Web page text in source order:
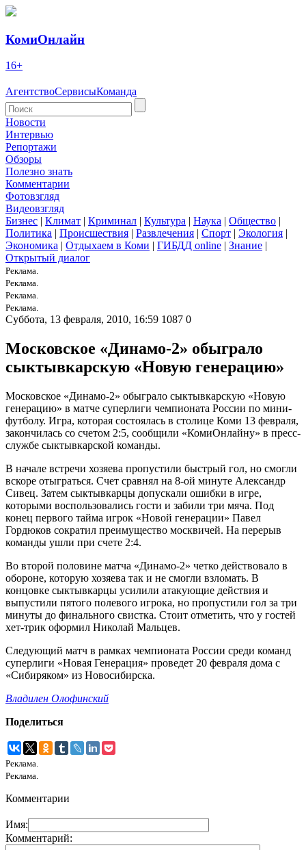
КомиОнлайн
16+
АгентствоСервисыКоманда
Новости
Интервью
Репортажи
Обзоры
Полезно знать
Комментарии
Фотовзгляд
Видеовзгляд
Бизнес | Климат | Криминал | Культура | Наука | Общество |
Политика | Происшествия | Развлечения | Спорт | Экология |
Экономика | Отдыхаем в Коми | ГИБДД online | Знание |
Открытый диалог
Реклама.
Реклама.
Реклама.
Реклама.
Суббота, 13 февраля, 2010, 16:59 1087 0
Московское «Динамо-2» обыграло
сыктывкарскую «Новую генерацию»
Московское «Динамо-2» обыграло сыктывкарскую «Новую
генерацию» в матче суперлиги чемпионата России по мини-
футболу. Игра, которая состоялась в столице Коми 13 февраля,
закончилась со счетом 2:5, сообщили «КомиОнлайну» в пресс-
службе сыктывкарской команды.
В начале встречи хозяева пропустили быстрый гол, но смогли
вскоре отыграться. Счет сравнял на 8-ой минуте Александр
Сивец. Затем сыктывкарцы допускали ошибки в игре,
которыми воспользовались гости и забили три мяча. Под
конец первого тайма игрок «Новой генерации» Павел
Гордюков сократил преимущество москвичей. На перерыв
команды ушли при счете 2:4.
Во второй половине матча «Динамо-2» четко действовало в
обороне, которую хозяева так и не смогли взломать. В
концовке сыктывкарцы усилили атакующие действия и
выпустили пятого полевого игрока, но пропустили гол за три
минуты до финального свистка. Стоит отметить, что у гостей
хет-трик оформил Николай Мальцев.
Следующий матч в рамках чемпионата России среди команд
суперлиги «Новая Генерация» проведет 20 февраля дома с
«Сибиряком» из Новосибирска.
Владилен Олофинский
Поделиться
Реклама.
Реклама.
Комментарии
Имя:
Комментарий: